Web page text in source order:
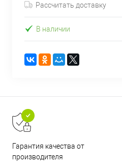
Рассчитать доставку
В наличии
Гарантия качества от
производителя